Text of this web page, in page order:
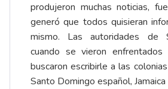
produjeron muchas noticias,
generó que todos quisieran
mismo. Las autoridades de
cuando se vieron
buscaron escribirle a las
Santo Domingo español,